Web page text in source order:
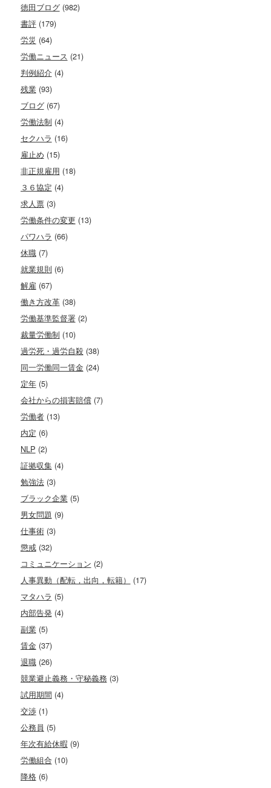
徳田ブログ(982)
書評(179)
労災 (64)
労働ニュース (21)
判例紹介(4)
残業(93)
ブログ(67)
労働法制 (4)
セクハラ (16)
雇止め (15)
非正規雇用 (18)
３６協定 (4)
求人票(3)
労働条件の変更 (13)
パワハラ (66)
休職(7)
就業規則 (6)
解雇 (67)
働き方改革(38)
労働基準監督署(2)
裁量労働制 (10)
過労死・過労自殺(38)
同一労働同一賃金(24)
定年(5)
会社からの損害賠償(7)
労働者(13)
内定 (6)
NLP (2)
証拠収集(4)
勉強法(3)
ブラック企業(5)
男女問題 (9)
仕事術(3)
懲戒(32)
コミュニケーション (2)
人事異動（配転，出向，転籍）
(17)
マタハラ (5)
内部告発 (4)
副業(5)
賃金(37)
退職(26)
競業避止義務・守秘義務(3)
試用期間 (4)
交渉(1)
公務員 (5)
年次有給休暇 (9)
労働組合(10)
降格(6)